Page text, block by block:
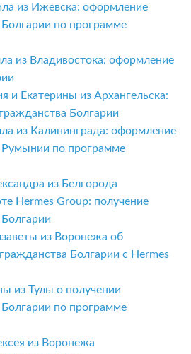
из Ижевска: оформление
по программе
из Владивостока: оформление
и Екатерины из Архангельска:
Болгарии
из Калининграда: оформление
Румынии по программе
из Белгорода
Hermes Group: получение
из Воронежа об
Болгарии с Hermes
из Тулы о получении
по программе
из Воронежа